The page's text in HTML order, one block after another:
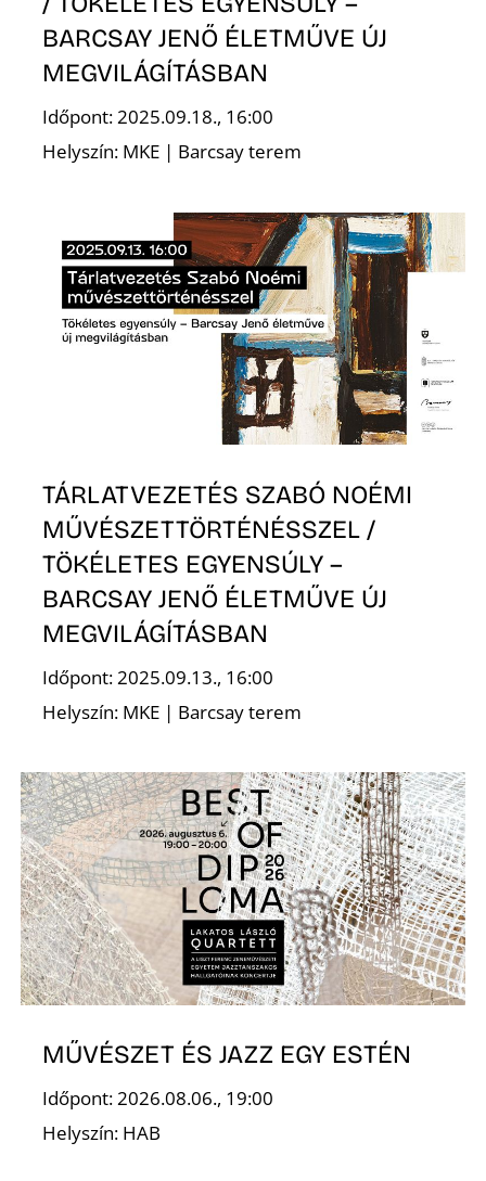
BARCSAY JENŐ ÉLETMŰVE ÚJ
MEGVILÁGÍTÁSBAN
Időpont: 2025.09.18., 16:00
Helyszín: MKE | Barcsay terem
TÁRLATVEZETÉS SZABÓ NOÉMI
MŰVÉSZETTÖRTÉNÉSSZEL /
TÖKÉLETES EGYENSÚLY –
BARCSAY JENŐ ÉLETMŰVE ÚJ
MEGVILÁGÍTÁSBAN
Időpont: 2025.09.13., 16:00
Helyszín: MKE | Barcsay terem
MŰVÉSZET ÉS JAZZ EGY ESTÉN
Időpont: 2026.08.06., 19:00
Helyszín: HAB